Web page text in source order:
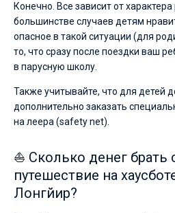
Конечно. Все зависит от
большинстве случаев детям
опасное в такой ситуации (для
то, что сразу после поездки ваш
в парусную школу.
Также учитывайте, что для детей
дополнительно заказать
на леера (safety net).
⛵ Сколько денег брать
путешествие на
Лонгйир?